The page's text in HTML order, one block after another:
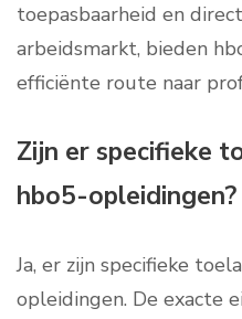
toepasbaarheid en
arbeidsmarkt, bieden
efficiënte route naar
Zijn er specifieke
hbo5-opleidingen?
Ja, er zijn specifieke
opleidingen. De exacte